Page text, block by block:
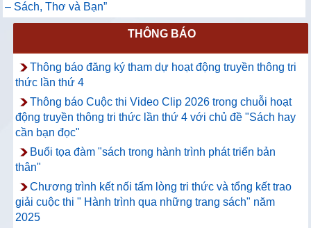
– Sách, Thơ và Bạn”
THÔNG BÁO
Thông báo đăng ký tham dự hoạt động truyền thông tri
thức lần thứ 4
Thông báo Cuộc thi Video Clip 2026 trong chuỗi hoạt
động truyền thông tri thức lần thứ 4 với chủ đề "Sách hay
cần bạn đọc"
Buổi tọa đàm "sách trong hành trình phát triển bản
thân"
Chương trình kết nối tấm lòng tri thức và tổng kết trao
giải cuộc thi " Hành trình qua những trang sách" năm
2025